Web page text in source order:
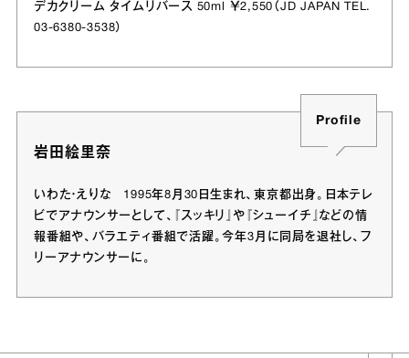
デカクリーム タイムリバース 50ml ￥2,550（JD JAPAN TEL.
03-6380-3538）
Profile
岩田絵里奈
いわた・えりな 1995年8月30日生まれ、東京都出身。日本テレ
ビでアナウンサーとして、『スッキリ』や『シューイチ』などの情
報番組や、バラエティ番組で活躍。今年3月に同局を退社し、フ
リーアナウンサーに。